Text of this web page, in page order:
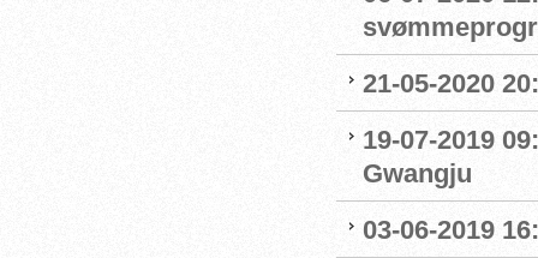
21-05-2020
19-07-2019
Gwangju
03-06-2019